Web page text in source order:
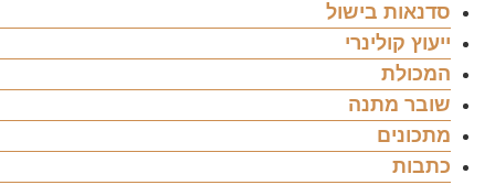
סדנאות בישול
ייעוץ קולינרי
המכולת
שובר מתנה
מתכונים
כתבות